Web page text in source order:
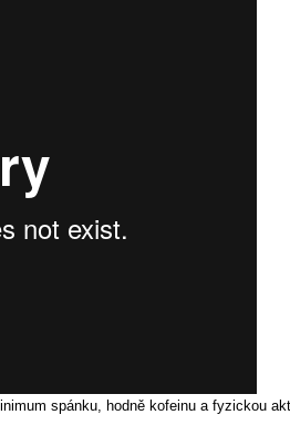
spánku, hodně kofeinu a fyzickou